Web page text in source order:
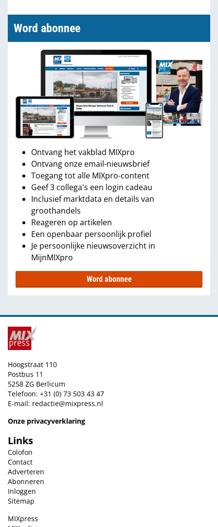
Word abonnee
Ontvang het vakblad MIXpro
Ontvang onze email-nieuwsbrief
Toegang tot alle MIXpro-content
Geef 3 collega's een login cadeau
Inclusief marktdata en details van
groothandels
Reageren op artikelen
Een openbaar persoonlijk profiel
Je persoonlijke nieuwsoverzicht in
MijnMIXpro
Word abonnee
Hoogstraat 110
Postbus 11
5258 ZG Berlicum
Telefoon: +31 (0) 73 503 43 47
E-mail: redactie@mixpress.nl
Onze privacyverklaring
Links
Colofon
Contact
Adverteren
Abonneren
Inloggen
Sitemap
MIXpress